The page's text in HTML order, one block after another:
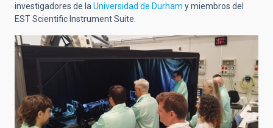
investigadores de la Universidad de Durham y miembros del
EST Scientific Instrument Suite.